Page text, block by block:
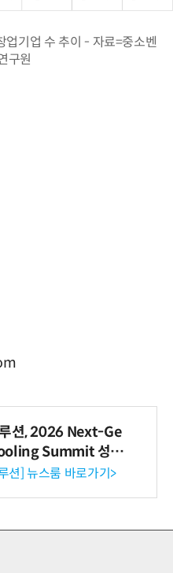
업기업 수 추이 - 자료=중소벤
구원
션, 2026 Next-Ge
Summit 성황
션] 뉴스룸 바로가기>